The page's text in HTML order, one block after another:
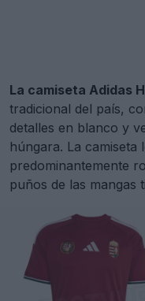
La camiseta Adidas
tradicional del país,
detalles en blanco y
húngara. La camiseta
predominantemente
puños de las mangas